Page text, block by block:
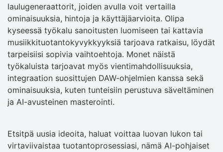
laulugeneraattorit, joiden avulla voit vertailla
ominaisuuksia, hintoja ja käyttäjäarvioita. Olipa
kyseessä työkalu sanoitusten luomiseen tai kattavia
musiikkituotantokyvykkyyksiä tarjoava ratkaisu, löydät
tarpeisiisi sopivia vaihtoehtoja. Monet näistä
työkaluista tarjoavat myös vientimahdollisuuksia,
integraation suosittujen DAW-ohjelmien kanssa sekä
ominaisuuksia, kuten tunteisiin perustuva säveltäminen
ja AI-avusteinen masterointi.
Etsitpä uusia ideoita, haluat voittaa luovan lukon tai
virtaviivaistaa tuotantoprosessiasi, nämä AI-pohjaiset